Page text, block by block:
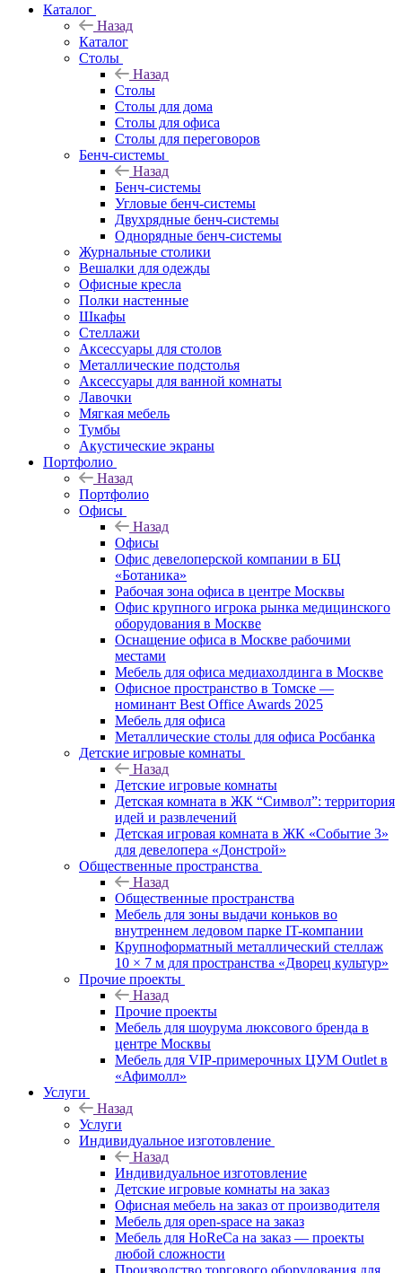
Каталог
Назад
Каталог
Столы
Назад
Столы
Столы для дома
Столы для офиса
Столы для переговоров
Бенч-системы
Назад
Бенч-системы
Угловые бенч-системы
Двухрядные бенч-системы
Однорядные бенч-системы
Журнальные столики
Вешалки для одежды
Офисные кресла
Полки настенные
Шкафы
Стеллажи
Аксессуары для столов
Металлические подстолья
Аксессуары для ванной комнаты
Лавочки
Мягкая мебель
Тумбы
Акустические экраны
Портфолио
Назад
Портфолио
Офисы
Назад
Офисы
Офис девелоперской компании в БЦ
«Ботаника»
Рабочая зона офиса в центре Москвы
Офис крупного игрока рынка медицинского
оборудования в Москве
Оснащение офиса в Москве рабочими
местами
Мебель для офиса медиахолдинга в Москве
Офисное пространство в Томске —
номинант Best Office Awards 2025
Мебель для офиса
Металлические столы для офиса Росбанка
Детские игровые комнаты
Назад
Детские игровые комнаты
Детская комната в ЖК “Символ”: территория
идей и развлечений
Детская игровая комната в ЖК «Событие 3»
для девелопера «Донстрой»
Общественные пространства
Назад
Общественные пространства
Мебель для зоны выдачи коньков во
внутреннем ледовом парке IT-компании
Крупноформатный металлический стеллаж
10 × 7 м для пространства «Дворец культур»
Прочие проекты
Назад
Прочие проекты
Мебель для шоурума люксового бренда в
центре Москвы
Мебель для VIP-примерочных ЦУМ Outlet в
«Афимолл»
Услуги
Назад
Услуги
Индивидуальное изготовление
Назад
Индивидуальное изготовление
Детские игровые комнаты на заказ
Офисная мебель на заказ от производителя
Мебель для open-space на заказ
Мебель для HoReCa на заказ — проекты
любой сложности
Производство торгового оборудования для